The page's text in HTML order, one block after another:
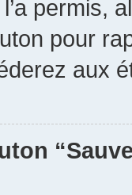
l’a permis,
pour
aux